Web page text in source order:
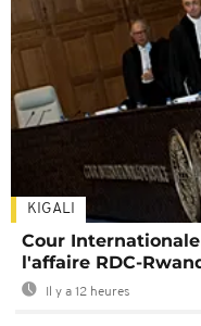
KIGALI
Cour
l'affaire RDC-
Il y a 12 heures